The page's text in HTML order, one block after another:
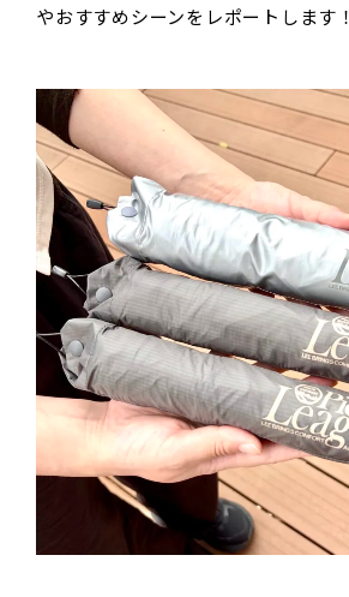
やおすすめシーンをレポートします！